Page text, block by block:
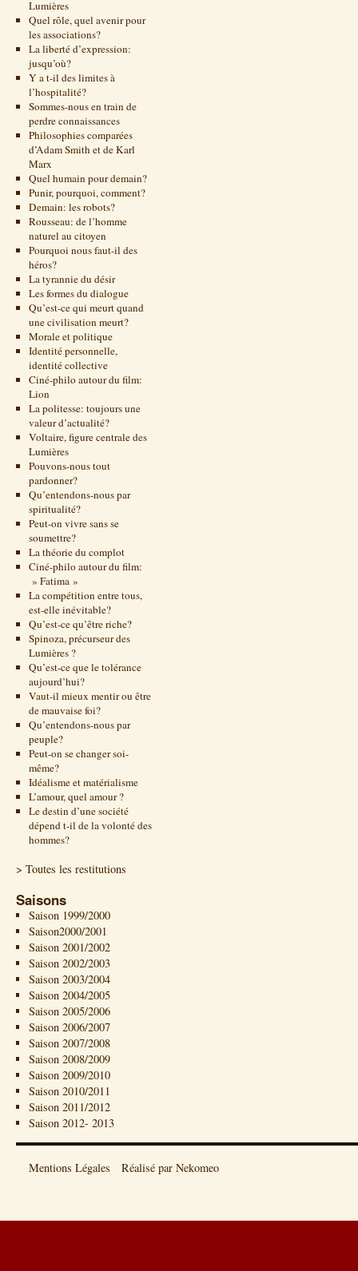
Lumières
Quel rôle, quel avenir pour
les associations?
La liberté d’expression:
jusqu’où?
Y a t-il des limites à
l’hospitalité?
Sommes-nous en train de
perdre connaissances
Philosophies comparées
d’Adam Smith et de Karl
Marx
Quel humain pour demain?
Punir, pourquoi, comment?
Demain: les robots?
Rousseau: de l’homme
naturel au citoyen
Pourquoi nous faut-il des
héros?
La tyrannie du désir
Les formes du dialogue
Qu’est-ce qui meurt quand
une civilisation meurt?
Morale et politique
Identité personnelle,
identité collective
Ciné-philo autour du film:
Lion
La politesse: toujours une
valeur d’actualité?
Voltaire, figure centrale des
Lumières
Pouvons-nous tout
pardonner?
Qu’entendons-nous par
spiritualité?
Peut-on vivre sans se
soumettre?
La théorie du complot
Ciné-philo autour du film:
» Fatima »
La compétition entre tous,
est-elle inévitable?
Qu’est-ce qu’être riche?
Spinoza, précurseur des
Lumières ?
Qu’est-ce que le tolérance
aujourd’hui?
Vaut-il mieux mentir ou être
de mauvaise foi?
Qu’entendons-nous par
peuple?
Peut-on se changer soi-
même?
Idéalisme et matérialisme
L’amour, quel amour ?
Le destin d’une société
dépend t-il de la volonté des
hommes?
> Toutes les restitutions
Saisons
Saison 1999/2000
Saison2000/2001
Saison 2001/2002
Saison 2002/2003
Saison 2003/2004
Saison 2004/2005
Saison 2005/2006
Saison 2006/2007
Saison 2007/2008
Saison 2008/2009
Saison 2009/2010
Saison 2010/2011
Saison 2011/2012
Saison 2012- 2013
Mentions Légales Réalisé par Nekomeo